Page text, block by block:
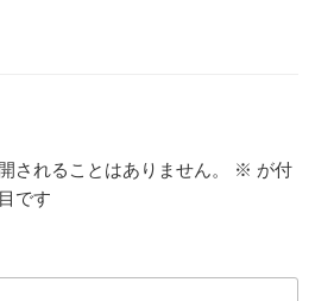
されることはありません。 ※ が付
です